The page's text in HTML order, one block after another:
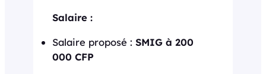
Salaire :
Salaire proposé : SMIG à 200
000 CFP